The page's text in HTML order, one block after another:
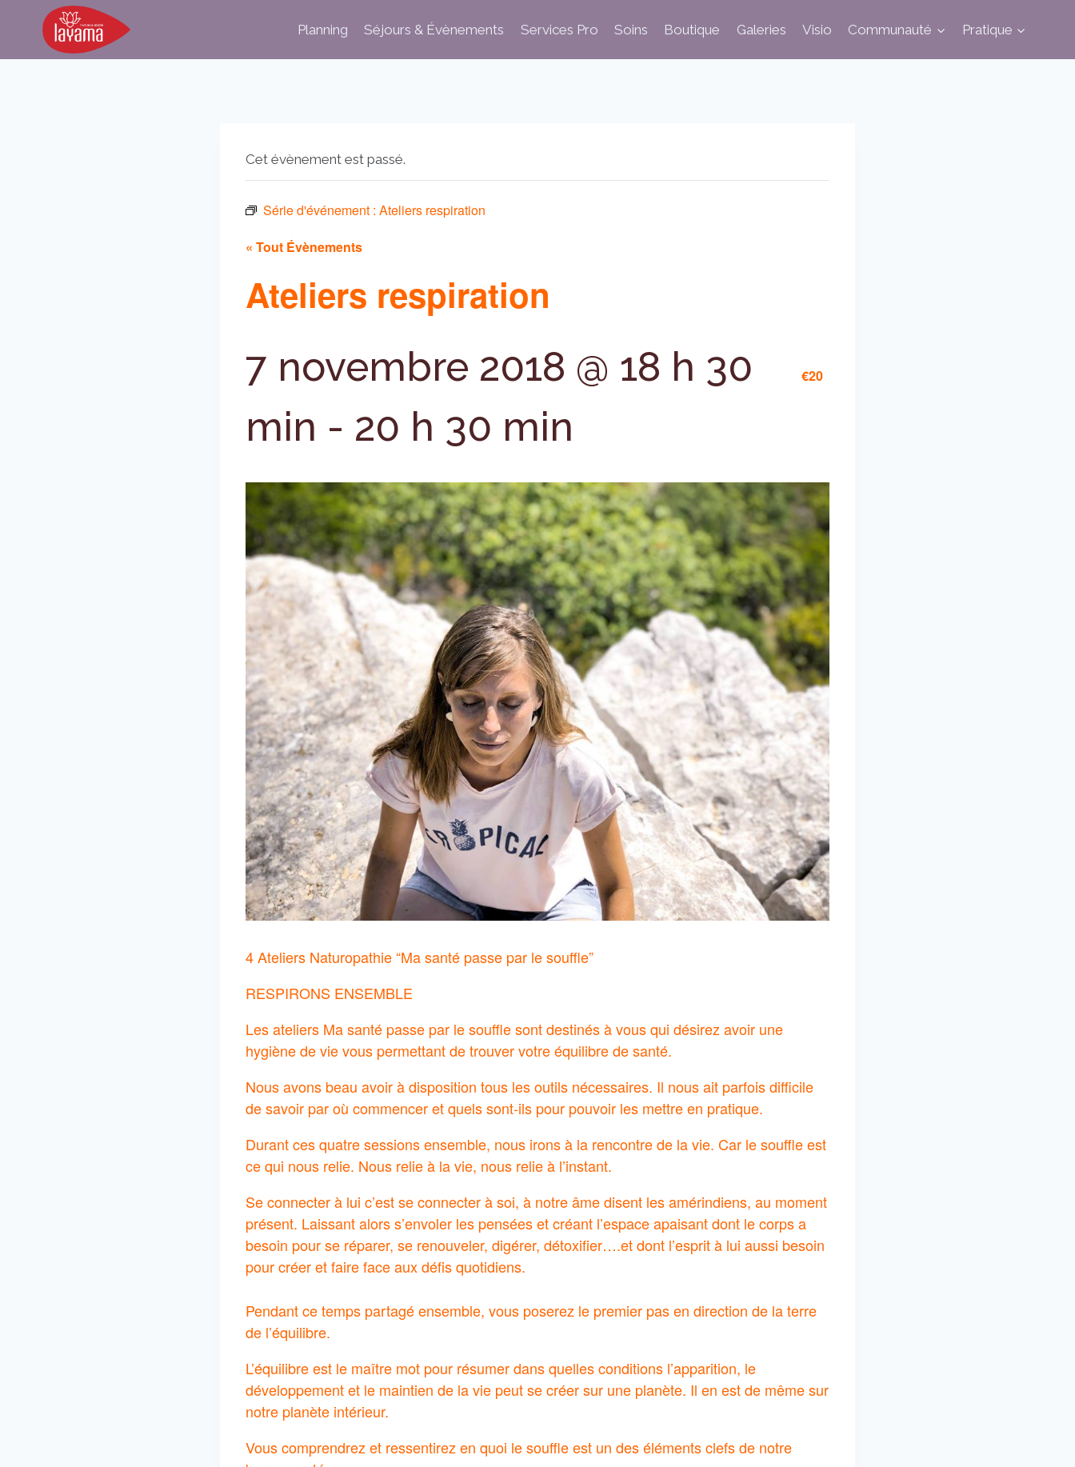
Planning Séjours & Évènements Services Pro Soins Boutique Galeries Visio Communauté Pratique
Cet évènement est passé.
Série d'événement : Ateliers respiration
« Tout Évènements
Ateliers respiration
7 novembre 2018 @ 18 h 30
min - 20 h 30 min
€20
4 Ateliers Naturopathie “Ma santé passe par le souffle”
RESPIRONS ENSEMBLE
Les ateliers Ma santé passe par le souffle sont destinés à vous qui désirez avoir une
hygiène de vie vous permettant de trouver votre équilibre de santé.
Nous avons beau avoir à disposition tous les outils nécessaires. Il nous ait parfois difficile
de savoir par où commencer et quels sont-ils pour pouvoir les mettre en pratique.
Durant ces quatre sessions ensemble, nous irons à la rencontre de la vie. Car le souffle est
ce qui nous relie. Nous relie à la vie, nous relie à l’instant.
Se connecter à lui c’est se connecter à soi, à notre âme disent les amérindiens, au moment
présent. Laissant alors s’envoler les pensées et créant l’espace apaisant dont le corps a
besoin pour se réparer, se renouveler, digérer, détoxifier….et dont l’esprit à lui aussi besoin
pour créer et faire face aux défis quotidiens.
Pendant ce temps partagé ensemble, vous poserez le premier pas en direction de la terre
de l’équilibre.
L’équilibre est le maître mot pour résumer dans quelles conditions l’apparition, le
développement et le maintien de la vie peut se créer sur une planète. Il en est de même sur
notre planète intérieur.
Vous comprendrez et ressentirez en quoi le souffle est un des éléments clefs de notre